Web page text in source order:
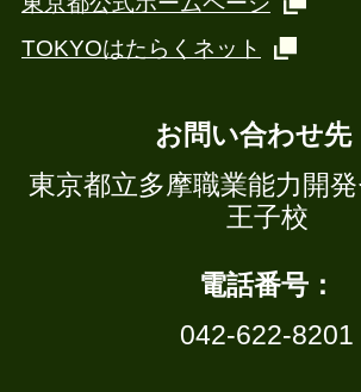
TOKYOはたらくネット
お問い合わせ先
東京都立多摩職業能力開
王子校
電話番号：
042-622-8201